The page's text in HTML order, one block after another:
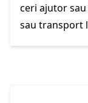
ceri ajutor
sau transport